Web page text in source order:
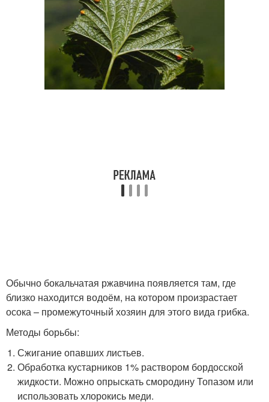
Обычно бокальчатая ржавчина появляется там, где
близко находится водоём, на котором произрастает
осока – промежуточный хозяин для этого вида грибка.
Методы борьбы:
Сжигание опавших листьев.
Обработка кустарников 1% раствором бордосской
жидкости. Можно опрыскать смородину Топазом или
использовать хлорокись меди.